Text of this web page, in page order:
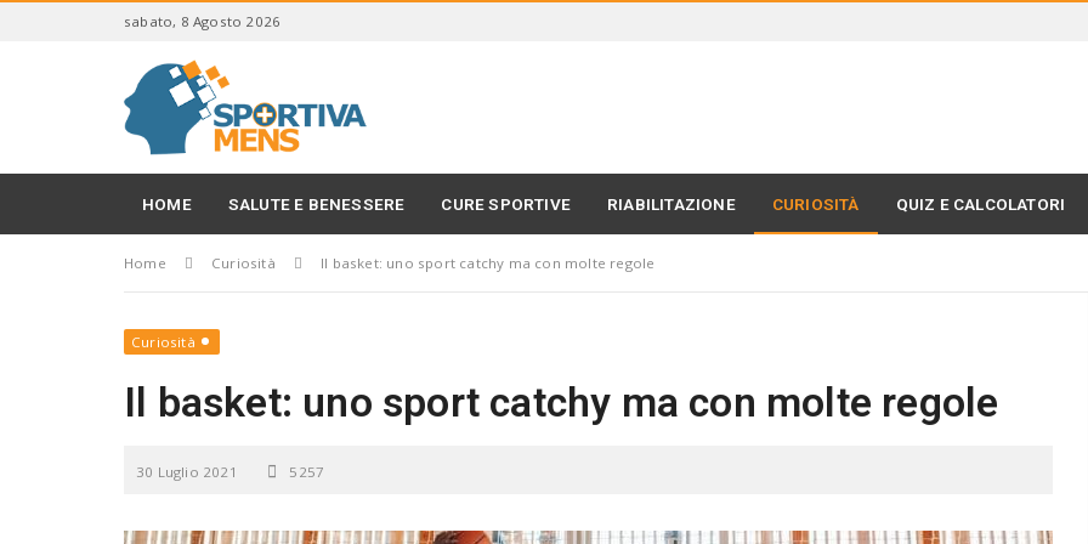
a
n
sabato, 8 Agosto 2026
v
a
M
HOME SALUTE E BENESSERE CURE SPORTIVE RIABILITAZIONE CURIOSITÀ QUIZ E CALCOLATORI
Home Curiosità Il basket: uno sport catchy ma con molte regole
Curiosità
Il basket: uno sport catchy ma con molte regole
30 Luglio 2021 5257